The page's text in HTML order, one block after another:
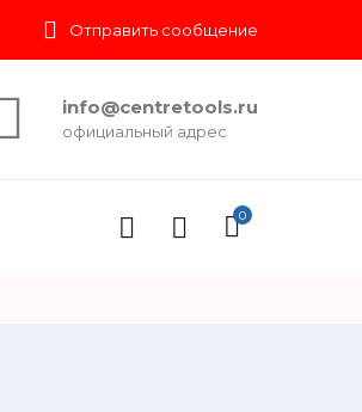
Отправить сообщение
info@centretools.ru
официальный адрес
0